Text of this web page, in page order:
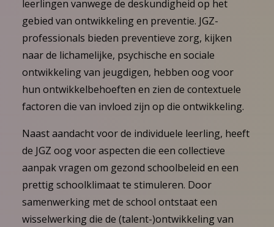
leerlingen vanwege de deskundigheid op het
gebied van ontwikkeling en preventie. JGZ-
professionals bieden preventieve zorg, kijken
naar de lichamelijke, psychische en sociale
ontwikkeling van jeugdigen, hebben oog voor
hun ontwikkelbehoeften en zien de contextuele
factoren die van invloed zijn op die ontwikkeling.
Naast aandacht voor de individuele leerling, heeft
de JGZ oog voor aspecten die een collectieve
aanpak vragen om gezond schoolbeleid en een
prettig schoolklimaat te stimuleren. Door
samenwerking met de school ontstaat een
wisselwerking die de (talent-)ontwikkeling van